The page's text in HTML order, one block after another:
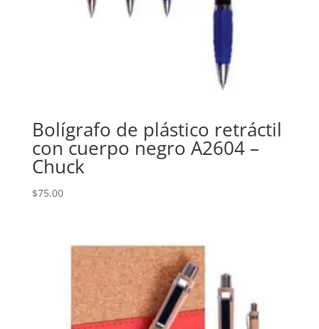
Bolígrafo de plástico retráctil
con cuerpo negro A2604 –
Chuck
$75.00